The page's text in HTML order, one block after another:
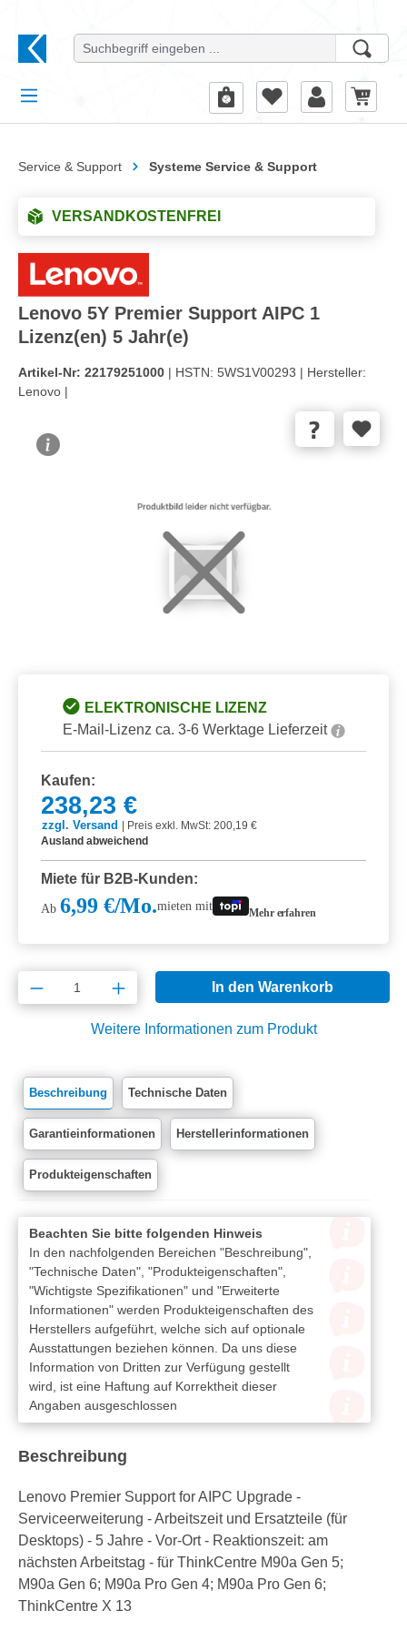
Service & Support Systeme Service & Support
VERSANDKOSTENFREI
Lenovo 5Y Premier Support AIPC 1
Lizenz(en) 5 Jahr(e)
Artikel-Nr: 22179251000 | HSTN: 5WS1V00293 | Hersteller:
Lenovo |
ELEKTRONISCHE LIZENZ
E-Mail-Lizenz ca. 3-6 Werktage Lieferzeit
Kaufen:
238,23 €
zzgl. Versand
Preis exkl. MwSt: 200,19 €
Ausland abweichend
Miete für B2B-Kunden:
Ab 6,99 €/Mo.mieten mit Mehr erfahren
Produkt Anzahl: Gib den gewünschten
In den Warenkorb
Weitere Informationen zum Produkt
Beschreibung Technische Daten
Garantieinformationen Herstellerinformationen
Produkteigenschaften
Beachten Sie bitte folgenden Hinweis
In den nachfolgenden Bereichen "Beschreibung",
"Technische Daten", "Produkteigenschaften",
"Wichtigste Spezifikationen" und "Erweiterte
Informationen" werden Produkteigenschaften des
Herstellers aufgeführt, welche sich auf optionale
Ausstattungen beziehen können. Da uns diese
Information von Dritten zur Verfügung gestellt
wird, ist eine Haftung auf Korrektheit dieser
Angaben ausgeschlossen
Beschreibung
Lenovo Premier Support for AIPC Upgrade -
Serviceerweiterung - Arbeitszeit und Ersatzteile (für
Desktops) - 5 Jahre - Vor-Ort - Reaktionszeit: am
nächsten Arbeitstag - für ThinkCentre M90a Gen 5;
M90a Gen 6; M90a Pro Gen 4; M90a Pro Gen 6;
ThinkCentre X 13